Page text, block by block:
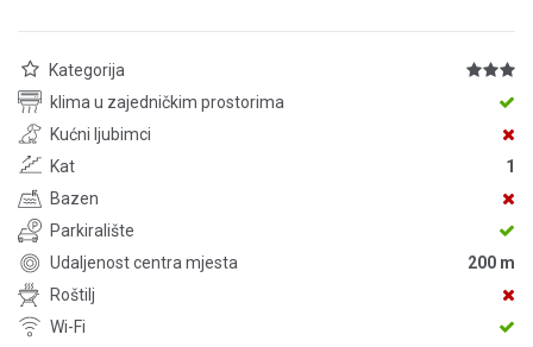
Kategorija
klima u zajedničkim prostorima
Kućni ljubimci
Kat
1
Bazen
Parkiralište
Udaljenost centra mjesta
200 m
Roštilj
Wi-Fi